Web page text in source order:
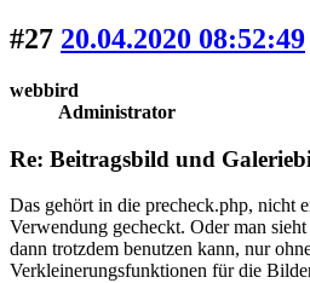
#27 20.04.2020 08:52:49
webbird
Administrator
Re: Beitragsbild und
Das gehört in die precheck.php, nicht
Verwendung gecheckt. Oder man
dann trotzdem benutzen kann, nur
Verkleinerungsfunktionen für die